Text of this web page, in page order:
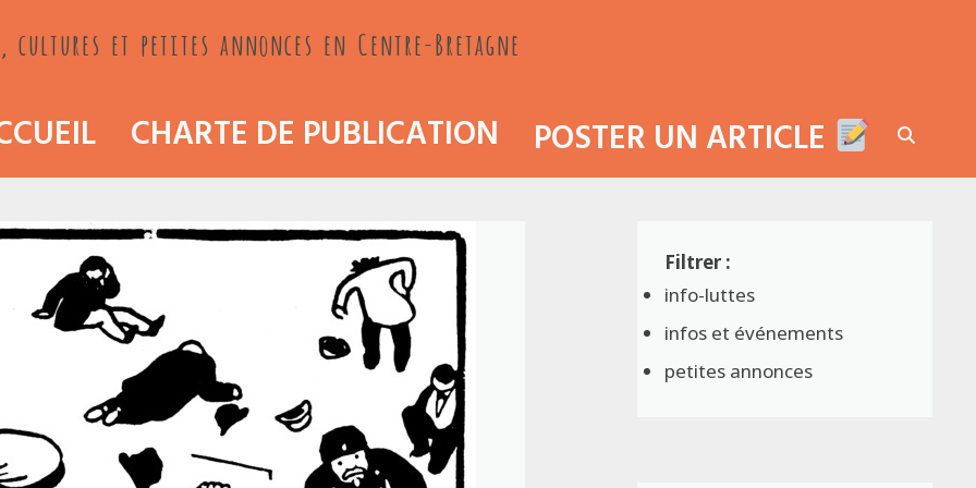
et petites annonces en Centre-Bretagne
CHARTE DE PUBLICATION POSTER UN ARTICLE
info-luttes
infos et événements
petites annonces